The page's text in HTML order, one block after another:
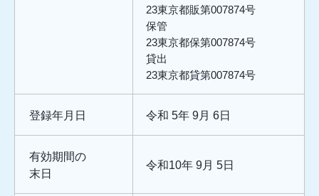
23東京都販第007874号
保管
23東京都保第007874号
貸出
23東京都貸第007874号
登録年月日 令和 5年 9月 6日
有効期間の
末日
令和10年 9月 5日